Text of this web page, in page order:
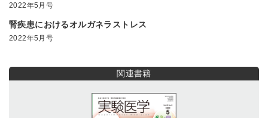
2022年5月号
腎疾患におけるオルガネラストレス
2022年5月号
関連書籍